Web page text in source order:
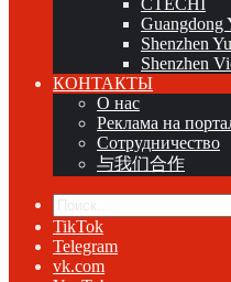
CTECHI
Guangdong
Shenzhen
Shenzhen
КОНТАКТЫ
О нас
Реклама на
Сотрудничество
与我们合作
TikTok
Telegram
vk.com